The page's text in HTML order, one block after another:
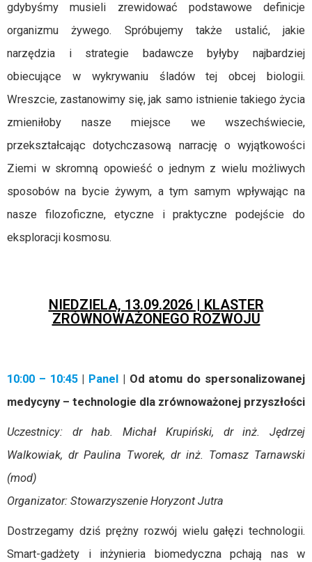
gdybyśmy musieli zrewidować podstawowe definicje
organizmu żywego. Spróbujemy także ustalić, jakie
narzędzia i strategie badawcze byłyby najbardziej
obiecujące w wykrywaniu śladów tej obcej biologii.
Wreszcie, zastanowimy się, jak samo istnienie takiego życia
zmieniłoby nasze miejsce we wszechświecie,
przekształcając dotychczasową narrację o wyjątkowości
Ziemi w skromną opowieść o jednym z wielu możliwych
sposobów na bycie żywym, a tym samym wpływając na
nasze filozoficzne, etyczne i praktyczne podejście do
eksploracji kosmosu.
NIEDZIELA, 13.09.2026 | KLASTER
ZRÓWNOWAŻONEGO ROZWOJU
10:00 – 10:45| Panel | Od atomu do spersonalizowanej
medycyny – technologie dla zrównoważonej przyszłości
Uczestnicy: dr hab. Michał Krupiński, dr inż. Jędrzej
Walkowiak, dr Paulina Tworek, dr inż. Tomasz Tarnawski
(mod)
Organizator: Stowarzyszenie Horyzont Jutra
Dostrzegamy dziś prężny rozwój wielu gałęzi technologii.
Smart-gadżety i inżynieria biomedyczna pchają nas w